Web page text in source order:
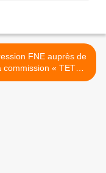
FNE auprès de
commission « TET
d’avenir » >